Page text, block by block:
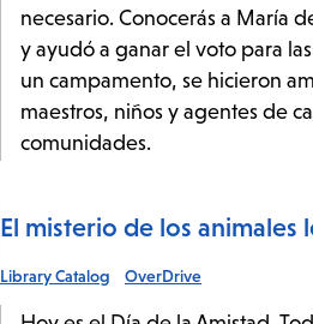
necesario. Conocerás a María
y ayudó a ganar el voto para
un campamento, se hicieron
maestros, niños y agentes de
comunidades.
El misterio de los animales
Library Catalog OverDrive